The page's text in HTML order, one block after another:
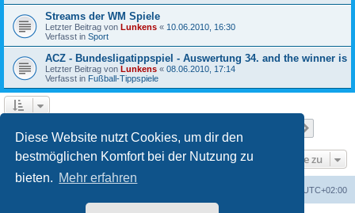
Diese Website nutzt Cookies, um dir den
bestmöglichen Komfort bei der Nutzung zu
bieten. Mehr erfahren
Streams der WM Spiele
Letzter Beitrag von Lunkens « 10.06.2010, 16:30
Verfasst in Sport
ACZ - Bundesligatippspiel - Auswertung 34. and the winner is
Letzter Beitrag von Lunkens « 08.06.2010, 17:14
Verfasst in Fußball-Tippspiele
Gehe zu
UTC+02:00